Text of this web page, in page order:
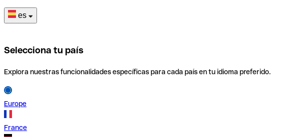
es
Selecciona tu país
Explora nuestras funcionalidades específicas para cada país en tu idioma preferido.
Europe
France